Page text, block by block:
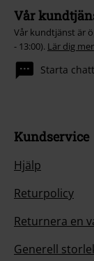
Vår
Vår kundtjänst är
- 13:00). Lär dig mer
Starta
Kundservice
Hjälp
Returpolicy
Returnera en
Generell